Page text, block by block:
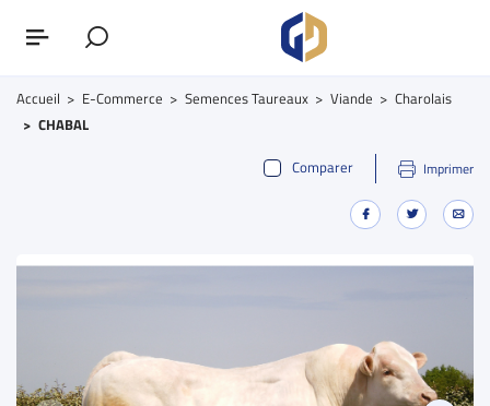
Accueil E-Commerce Semences Taureaux Viande
Charolais
CHABAL
Comparer
Imprimer